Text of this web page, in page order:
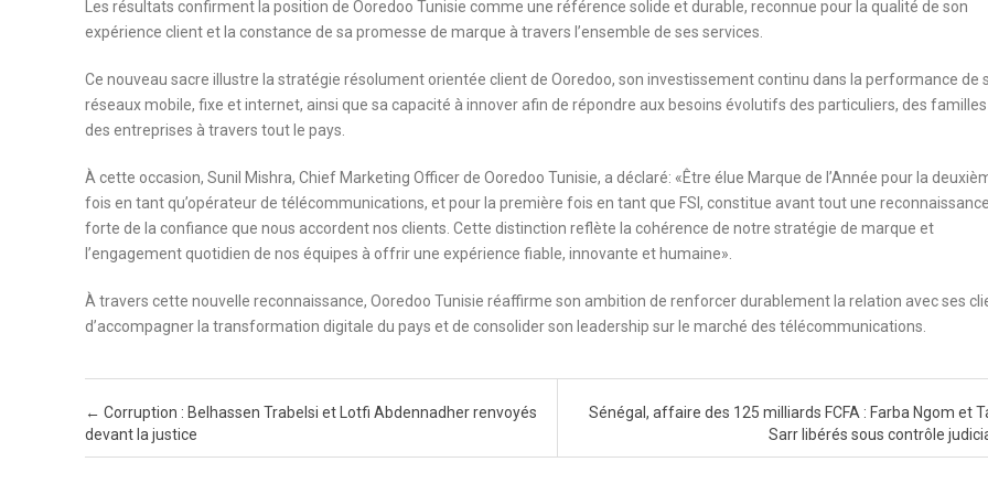
Les résultats confirment la position de Ooredoo Tunisie comme une référence solide et durable, reconnue pour la qualité de son
expérience client et la constance de sa promesse de marque à travers l’ensemble de ses services.
Ce nouveau sacre illustre la stratégie résolument orientée client de Ooredoo, son investissement continu dans la performance de
réseaux mobile, fixe et internet, ainsi que sa capacité à innover afin de répondre aux besoins évolutifs des particuliers, des
des entreprises à travers tout le pays.
À cette occasion, Sunil Mishra, Chief Marketing Officer de Ooredoo Tunisie, a déclaré: «Être élue Marque de l’Année pour la
fois en tant qu’opérateur de télécommunications, et pour la première fois en tant que FSI, constitue avant tout une reconnaissance
forte de la confiance que nous accordent nos clients. Cette distinction reflète la cohérence de notre stratégie de marque et
l’engagement quotidien de nos équipes à offrir une expérience fiable, innovante et humaine».
À travers cette nouvelle reconnaissance, Ooredoo Tunisie réaffirme son ambition de renforcer durablement la relation avec ses
d’accompagner la transformation digitale du pays et de consolider son leadership sur le marché des télécommunications.
Post navigation
← Corruption : Belhassen Trabelsi et Lotfi Abdennadher renvoyés
devant la justice
Sénégal, affaire des 125 milliards FCFA : Farba Ngom et
Sarr libérés sous contrôle